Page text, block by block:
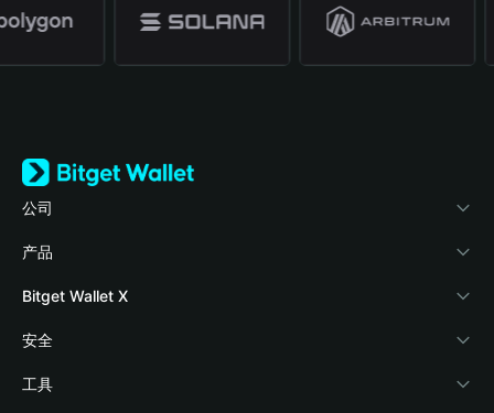
公司
关于 Bitget Wallet
博客
学院
加密资讯
产品
加密卡
稳定币理财
Payfi Crypto
Bitget Wallet X
开发者文档
接入钱包
安全
风险保障基金
工具